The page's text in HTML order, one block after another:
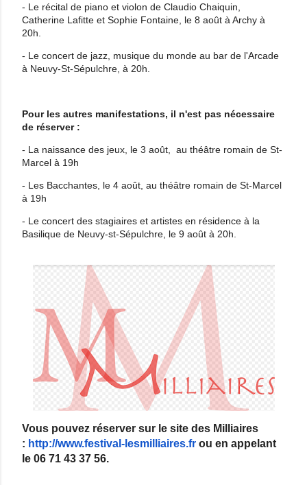
- Le récital de piano et violon de Claudio Chaiquin,
Catherine Lafitte et Sophie Fontaine, le 8 août à Archy à
20h.
- Le concert de jazz, musique du monde au bar de l'Arcade
à Neuvy-St-Sépulchre, à 20h.
Pour les autres manifestations, il n'est pas nécessaire
de réserver :
- La naissance des jeux, le 3 août, au théâtre romain de St-
Marcel à 19h
- Les Bacchantes, le 4 août, au théâtre romain de St-Marcel
à 19h
- Le concert des stagiaires et artistes en résidence à la
Basilique de Neuvy-st-Sépulchre, le 9 août à 20h.
Vous pouvez réserver sur le site des Milliaires
: http://www.festival-lesmilliaires.fr ou en appelant
le 06 71 43 37 56.